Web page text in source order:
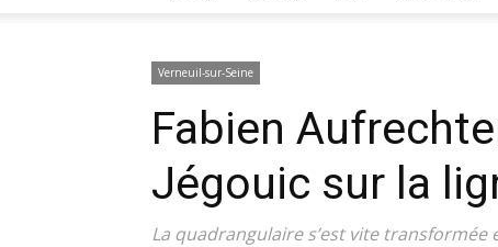
Verneuil-sur-Seine
Fabien
Jégouic sur la
La quadrangulaire s’est vite